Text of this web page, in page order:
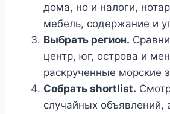
дома, но и налоги,
мебель, содержание и
Выбрать регион.
центр, юг, острова и
раскрученные морские
Собрать shortlist.
случайных объявлений,